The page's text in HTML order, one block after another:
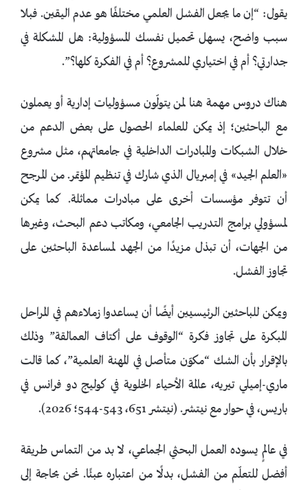
يقول: “إن ما يجعل الفشل العلمي مختلفًا هو عدم اليقين. فبلا
سبب واضح، يسهل تحميل نفسك المسؤولية: هل المشكلة في
جدارتي؟ أم في اختياري للمشروع؟ أم في الفكرة كلها؟”.
هناك دروس مهمة هنا لمن يتولّون مسؤوليات إدارية أو يعملون
مع الباحثين؛ إذ يمكن للعلماء الحصول على بعض الدعم من
خلال الشبكات والمبادرات الداخلية في جامعاتهم، مثل مشروع
«العلم الجيد» في إمبريال الذي شارك في تنظيم المؤتمر. من المرجح
أن تتوفر مؤسسات أخرى على مبادرات مماثلة. كما يمكن
لمسؤولي برامج التدريب الجامعي، ومكاتب دعم البحث، وغيرها
من الجهات، أن تبذل مزيدًا من الجهد لمساعدة الباحثين على
تجاوز الفشل.
ويمكن للباحثين الرئيسيين أيضًا أن يساعدوا زملاءهم في المراحل
المبكرة على تجاوز فكرة “الوقوف على أكتاف العمالقة” وذلك
بالإقرار بأن الشك “مكوّن متأصل في المهنة العلمية”، كما قالت
ماري-إميلي تيريه، عالمة الأحياء الخلوية في كوليج دو فرانس في
باريس، في حوار مع نيتشر. (نيتشر 651، 543-544؛ 2026).
في عالمٍ يسوده العمل البحثي الجماعي، لا بد من التماس طريقة
أفضل للتعلّم من الفشل، بدلًا من اعتباره عبئًا. نحن بحاجة إلى